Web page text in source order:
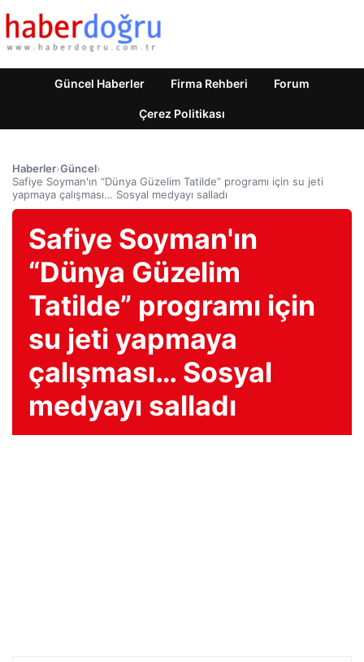
Güncel Haberler Firma Rehberi Forum
Çerez Politikası
Haberler›Güncel›
Safiye Soyman'ın “Dünya Güzelim Tatilde” programı için su jeti
yapmaya çalışması… Sosyal medyayı salladı
Safiye Soyman'ın
“Dünya Güzelim
Tatilde” programı için
su jeti yapmaya
çalışması… Sosyal
medyayı salladı